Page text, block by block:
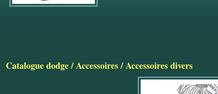
Catalogue dodge/Accessoires/Accessoires divers